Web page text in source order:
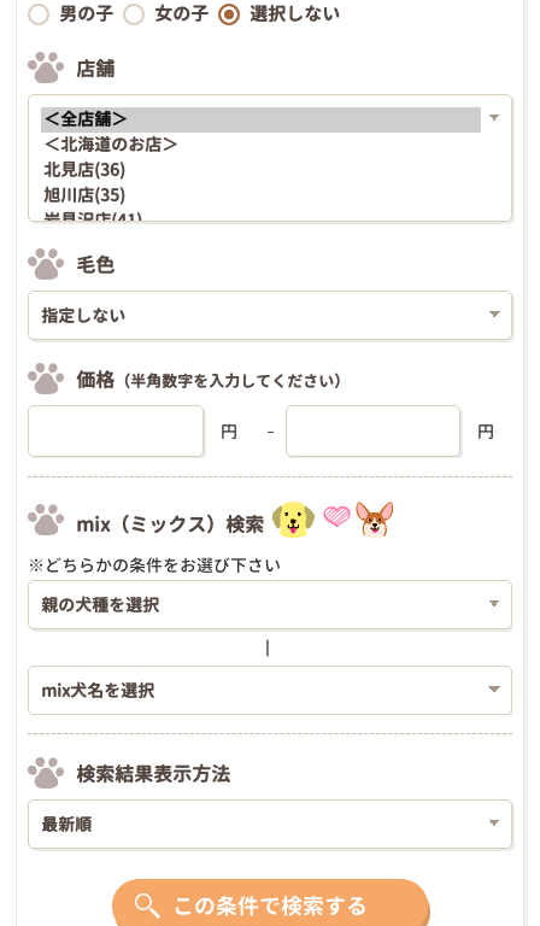
男の子 女の子 選択しない
店舗
毛色
価格 （半角数字を入力してください）
円 円
mix（ミックス）検索
※どちらかの条件をお選び下さい
検索結果表示方法
この条件で検索する